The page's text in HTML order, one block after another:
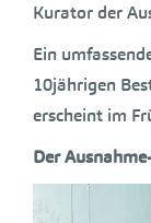
Kurator der
Ein
10jährigen
erscheint im
Der